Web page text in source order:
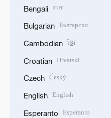
Bengali বাংলা
Bulgarian Български
Cambodian ខ្មែរ
Croatian Hrvatski
Czech Český
English English
Esperanto Esperanto